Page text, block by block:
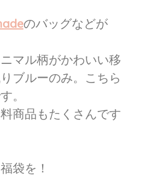
のバッグなどが
マル柄がかわいい移
ブルーのみ。こちら
。
商品もたくさんです
袋を！